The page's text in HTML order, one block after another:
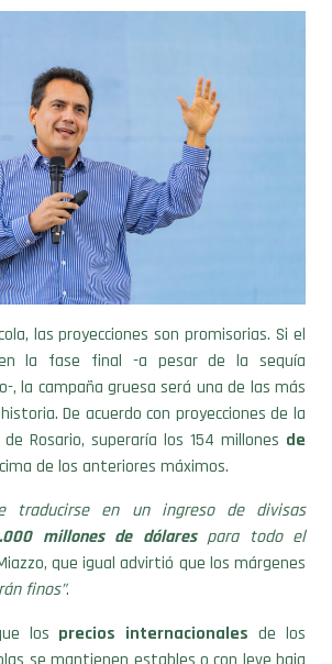
las proyecciones son promisorias. Si el
la fase final -a pesar de la sequía
, la campaña gruesa será una de las más
De acuerdo con proyecciones de la
Rosario, superaría los 154 millonesde
de los anteriores máximos.
traducirse en un ingreso de divisas
millones de dólarespara todo el
que igual advirtió que los márgenes
finos”.
losprecios internacionales
se mantienen estables o con leve baja
debajo en 2026), pero alejados de sus